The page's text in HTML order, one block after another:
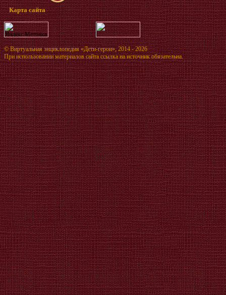
Карта сайта
©Виртуальная энциклопедия «Дети-герои», 2014 - 2026
При использовании материалов сайта ссылка на источник обязательна.